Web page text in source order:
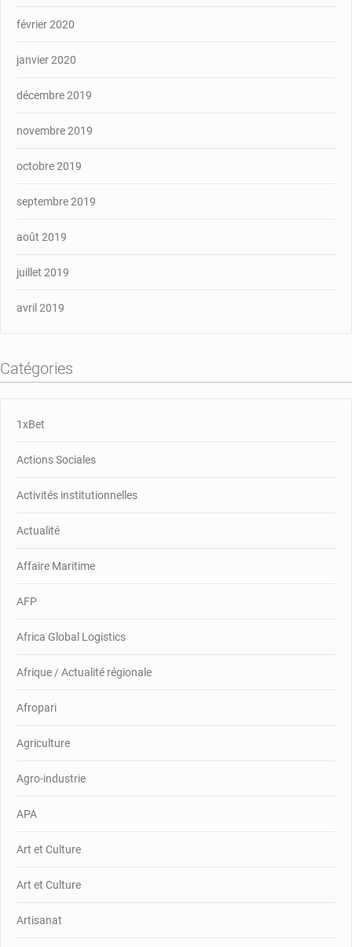
février 2020
janvier 2020
décembre 2019
novembre 2019
octobre 2019
septembre 2019
août 2019
juillet 2019
avril 2019
Catégories
1xBet
Actions Sociales
Activités institutionnelles
Actualité
Affaire Maritime
AFP
Africa Global Logistics
Afrique / Actualité régionale
Afropari
Agriculture
Agro-industrie
APA
Art et Culture
Art et Culture
Artisanat